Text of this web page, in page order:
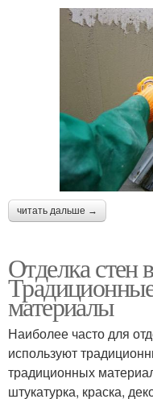
читать дальше →
Отделка стен
материалы
Наиболее часто для
используют
традиционных
штукатурка, краска,